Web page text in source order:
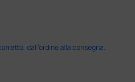
dall’ordine alla consegna.